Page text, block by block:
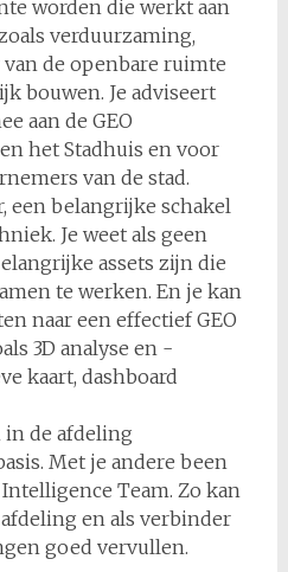
worden die werkt aan
verduurzaming,
de openbare ruimte
bouwen. Je adviseert
aan de GEO
het Stadhuis en voor
van de stad.
een belangrijke schakel
Je weet als geen
assets zijn die
te werken. En je kan
naar een effectief GEO
3D analyse en -
kaart, dashboard
in de afdeling
Met je andere been
Team. Zo kan
en als verbinder
goed vervullen.